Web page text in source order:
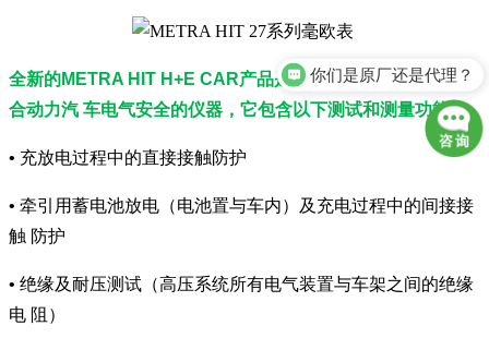
全新的METRA HIT H+E CAR产品是用来测量电动汽车及混
合动力汽 车电气安全的仪器，它包含以下测试和测量功能：
• 充放电过程中的直接接触防护
• 牵引用蓄电池放电（电池置与车内）及充电过程中的间接接
触 防护
• 绝缘及耐压测试（高压系统所有电气装置与车架之间的绝缘
电 阻）
货期一般多久？